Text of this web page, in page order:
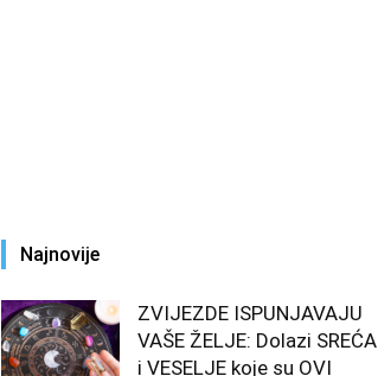
Najnovije
ZVIJEZDE ISPUNJAVAJU
VAŠE ŽELJE: Dolazi SREĆA
i VESELJE koje su OVI